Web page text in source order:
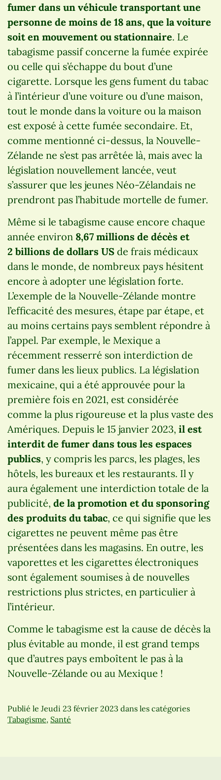
fumer dans un véhicule transportant une
personne de moins de 18 ans, que la voiture
soit en mouvement ou stationnaire. Le
tabagisme passif concerne la fumée expirée
ou celle qui s’échappe du bout d’une
cigarette. Lorsque les gens fument du tabac
à l’intérieur d’une voiture ou d’une maison,
tout le monde dans la voiture ou la maison
est exposé à cette fumée secondaire. Et,
comme mentionné ci-dessus, la Nouvelle-
Zélande ne s’est pas arrêtée là, mais avec la
législation nouvellement lancée, veut
s’assurer que les jeunes Néo-Zélandais ne
prendront pas l’habitude mortelle de fumer.
Même si le tabagisme cause encore chaque
année environ 8,67 millions de décès et
2 billions de dollars US de frais médicaux
dans le monde, de nombreux pays hésitent
encore à adopter une législation forte.
L’exemple de la Nouvelle-Zélande montre
l’efficacité des mesures, étape par étape, et
au moins certains pays semblent répondre à
l’appel. Par exemple, le Mexique a
récemment resserré son interdiction de
fumer dans les lieux publics. La législation
mexicaine, qui a été approuvée pour la
première fois en 2021, est considérée
comme la plus rigoureuse et la plus vaste des
Amériques. Depuis le 15 janvier 2023, il est
interdit de fumer dans tous les espaces
publics, y compris les parcs, les plages, les
hôtels, les bureaux et les restaurants. Il y
aura également une interdiction totale de la
publicité, de la promotion et du sponsoring
des produits du tabac, ce qui signifie que les
cigarettes ne peuvent même pas être
présentées dans les magasins. En outre, les
vaporettes et les cigarettes électroniques
sont également soumises à de nouvelles
restrictions plus strictes, en particulier à
l’intérieur.
Comme le tabagisme est la cause de décès la
plus évitable au monde, il est grand temps
que d’autres pays emboîtent le pas à la
Nouvelle-Zélande ou au Mexique !
Publié le Jeudi 23 février 2023 dans les catégories
Tabagisme, Santé